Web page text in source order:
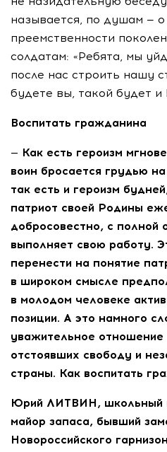
называется, по душам —
преемственности
солдатам: «Ребята, мы
после нас строить нашу
будете вы, такой будет и
Воспитать гражданина
— Как есть героизм
воин бросается грудью
так есть и героизм
патриот своей Родины
добросовестно, с полной
выполняет свою работу.
перенести на понятие
в широком смысле
в молодом человеке
позиции. А это намного
уважительное отношение
отстоявших свободу и
страны. Как воспитать
Юрий ЛИТВИН, школьный
майор запаса, бывший
Новороссийского